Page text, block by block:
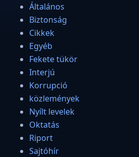
Általános
Biztonság
Cikkek
Egyéb
Fekete tükör
Interjú
Korrupció
közlemények
Nyílt levelek
Oktatás
Riport
Sajtóhír